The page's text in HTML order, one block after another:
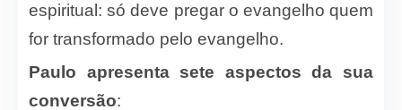
espiritual: só deve pregar o evangelho quem
for transformado pelo evangelho.
Paulo apresenta sete aspectos da sua
conversão: